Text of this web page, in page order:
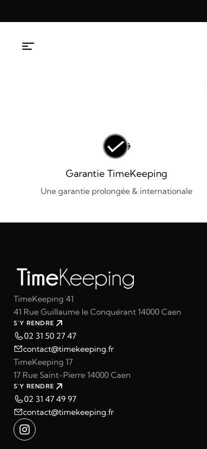
Garantie TimeKeeping
Une garantie prolongée & internationale
TimeKeeping 41
41 Rue Guillaume le Conquérant 14000 Caen
S'Y RENDRE
02 31 50 27 47
contact@timekeeping.fr
TimeKeeping 17
17 Rue Saint-Pierre 14000 Caen
S'Y RENDRE
02 31 47 49 97
contact@timekeeping.fr